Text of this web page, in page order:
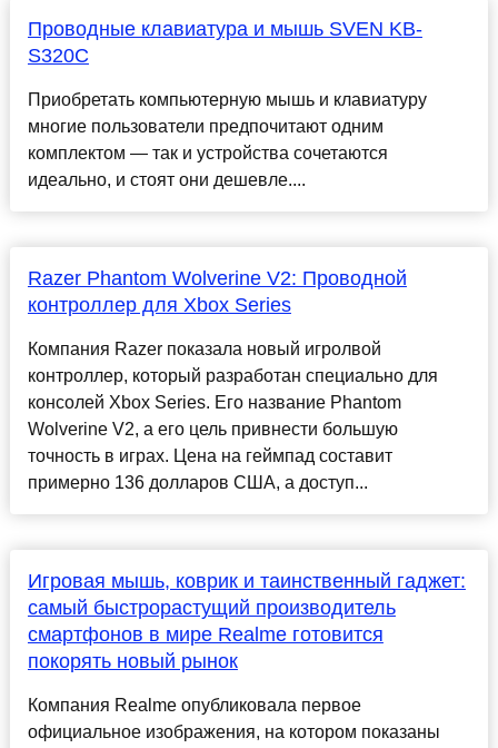
Проводные клавиатура и мышь SVEN KB-
S320C
Приобретать компьютерную мышь и клавиатуру
многие пользователи предпочитают одним
комплектом — так и устройства сочетаются
идеально, и стоят они дешевле....
Razer Phantom Wolverine V2: Проводной
контроллер для Xbox Series
Компания Razer показала новый игролвой
контроллер, который разработан специально для
консолей Xbox Series. Его название Phantom
Wolverine V2, а его цель привнести большую
точность в играх. Цена на геймпад составит
примерно 136 долларов США, а доступ...
Игровая мышь, коврик и таинственный гаджет:
самый быстрорастущий производитель
смартфонов в мире Realme готовится
покорять новый рынок
Компания Realme опубликовала первое
официальное изображения, на котором показаны